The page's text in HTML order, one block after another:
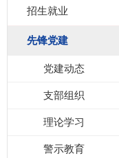
招生就业
先锋党建
党建动态
支部组织
理论学习
警示教育